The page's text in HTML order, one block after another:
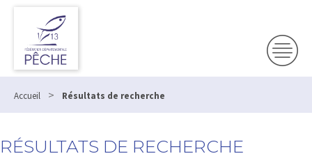
Accueil > Résultats de recherche
RÉSULTATS DE RECHERCHE